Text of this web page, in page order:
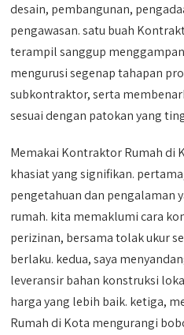
desain, pembangunan,
pengawasan. satu buah
terampil sanggup
mengurusi segenap tahapan
subkontraktor, serta
sesuai dengan patokan yang
Memakai Kontraktor Rumah di
khasiat yang signifikan.
pengetahuan dan pengalaman
rumah. kita memaklumi cara
perizinan, bersama tolak ukur
berlaku. kedua, saya
leveransir bahan konstruksi
harga yang lebih baik. ketiga,
Rumah di Kota mengurangi